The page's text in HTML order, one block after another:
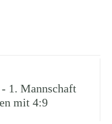
1. Mannschaft
mit 4:9